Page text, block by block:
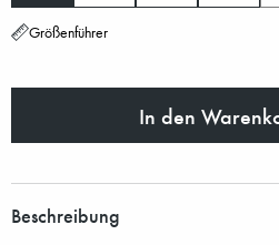
Größenführer
In den
Beschreibung